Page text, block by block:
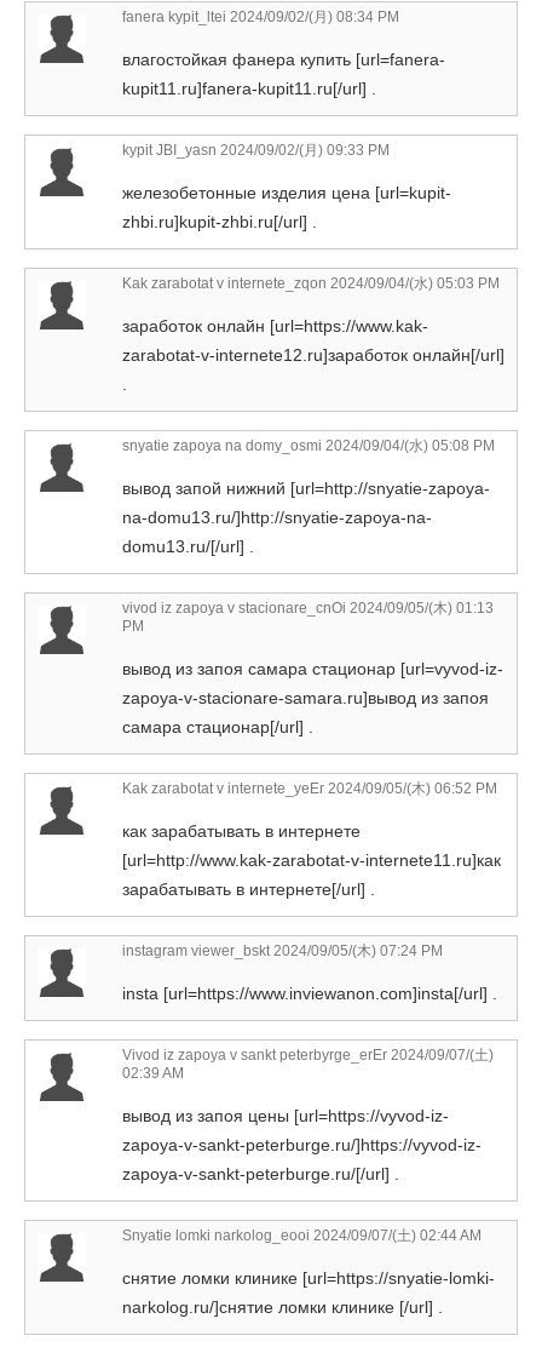
fanera kypit_ltei 2024/09/02/(月) 08:34 PM
влагостойкая фанера купить [url=fanera-
kupit11.ru]fanera-kupit11.ru[/url] .
kypit JBI_yasn 2024/09/02/(月) 09:33 PM
железобетонные изделия цена [url=kupit-
zhbi.ru]kupit-zhbi.ru[/url] .
Kak zarabotat v internete_zqon 2024/09/04/(水) 05:03 PM
заработок онлайн [url=https://www.kak-
zarabotat-v-internete12.ru]заработок онлайн[/url]
snyatie zapoya na domy_osmi 2024/09/04/(水) 05:08 PM
вывод запой нижний [url=http://snyatie-zapoya-
na-domu13.ru/]http://snyatie-zapoya-na-
domu13.ru/[/url] .
vivod iz zapoya v stacionare_cnOi 2024/09/05/(木) 01:13
PM
вывод из запоя самара стационар [url=vyvod-iz-
zapoya-v-stacionare-samara.ru]вывод из запоя
самара стационар[/url] .
Kak zarabotat v internete_yeEr 2024/09/05/(木) 06:52 PM
как зарабатывать в интернете
[url=http://www.kak-zarabotat-v-internete11.ru]как
зарабатывать в интернете[/url] .
instagram viewer_bskt 2024/09/05/(木) 07:24 PM
insta [url=https://www.inviewanon.com]insta[/url] .
Vivod iz zapoya v sankt peterbyrge_erEr 2024/09/07/(土)
02:39 AM
вывод из запоя цены [url=https://vyvod-iz-
zapoya-v-sankt-peterburge.ru/]https://vyvod-iz-
zapoya-v-sankt-peterburge.ru/[/url] .
Snyatie lomki narkolog_eooi 2024/09/07/(土) 02:44 AM
снятие ломки клинике [url=https://snyatie-lomki-
narkolog.ru/]снятие ломки клинике [/url] .